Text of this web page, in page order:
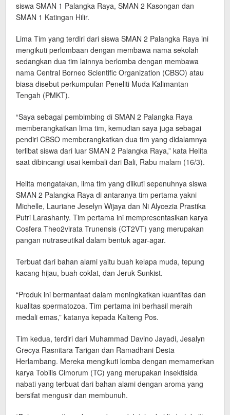
siswa SMAN 1 Palangka Raya, SMAN 2 Kasongan dan
SMAN 1 Katingan Hilir.
Lima Tim yang terdiri dari siswa SMAN 2 Palangka Raya ini
mengikuti perlombaan dengan membawa nama sekolah
sedangkan dua tim lainnya berlomba dengan membawa
nama Central Borneo Scientific Organization (CBSO) atau
biasa disebut perkumpulan Peneliti Muda Kalimantan
Tengah (PMKT).
“Saya sebagai pembimbing di SMAN 2 Palangka Raya
memberangkatkan lima tim, kemudian saya juga sebagai
pendiri CBSO memberangkatkan dua tim yang didalamnya
terlibat siswa dari luar SMAN 2 Palangka Raya,” kata Helita
saat dibincangi usai kembali dari Bali, Rabu malam (16/3).
Helita mengatakan, lima tim yang diikuti sepenuhnya siswa
SMAN 2 Palangka Raya di antaranya tim pertama yakni
Michelle, Lauriane Jeselyn Wijaya dan Ni Alycezia Prastika
Putri Larashanty. Tim pertama ini mempresentasikan karya
Cosfera Theo2virata Trunensis (CT2VT) yang merupakan
pangan nutraseutikal dalam bentuk agar-agar.
Terbuat dari bahan alami yaitu buah kelapa muda, tepung
kacang hijau, buah coklat, dan Jeruk Sunkist.
“Produk ini bermanfaat dalam meningkatkan kuantitas dan
kualitas spermatozoa. Tim pertama ini berhasil meraih
medali emas,” katanya kepada Kalteng Pos.
Tim kedua, terdiri dari Muhammad Davino Jayadi, Jesalyn
Grecya Rasnitara Tarigan dan Ramadhani Desta
Herlambang. Mereka mengikuti lomba dengan memamerkan
karya Tobilis Cimorum (TC) yang merupakan insektisida
nabati yang terbuat dari bahan alami dengan aroma yang
bersifat mengusir dan membunuh.